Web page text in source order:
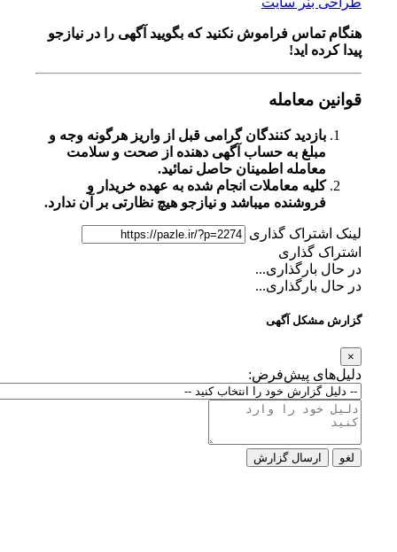
هنگام تماس فراموش نکنید که بگویید آگهی را در نیازجو
پیدا کرده اید!
قوانین معامله
بازدید کنندگان گرامی قبل از واریز هرگونه وجه و
مبلغ به حساب آگهی دهنده از صحت و سلامت
معامله اطمینان حاصل نمائید.
کلیه معاملات انجام شده به عهده خریدار و
فروشنده میباشد و نیازجو هیچ نظارتی بر آن ندارد.
لینک اشتراک گذاری
اشتراک گذاری
در حال بارگذاری...
در حال بارگذاری...
گزارش مشکل آگهی
دلیل‌های پیش‌فرض:
ارسال گزارش